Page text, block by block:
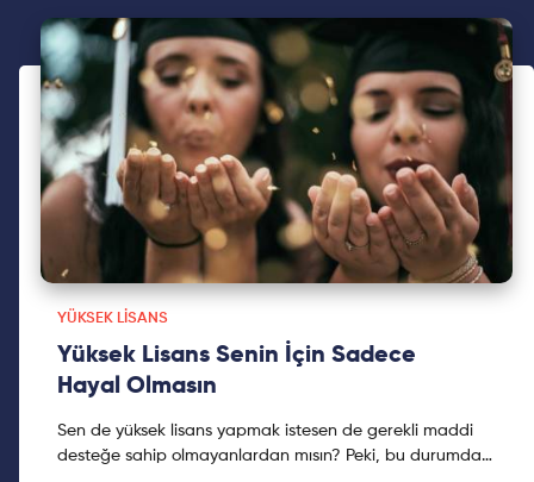
YÜKSEK LISANS
Yüksek Lisans Senin İçin Sadece
Hayal Olmasın
Sen de yüksek lisans yapmak istesen de gerekli maddi
desteğe sahip olmayanlardan mısın? Peki, bu durumda